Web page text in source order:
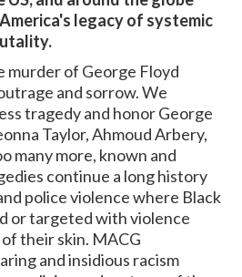
legacy of systemic
murder of George Floyd
and sorrow. We
tragedy and honor George
Taylor, Ahmoud Arbery,
many more, known and
continue a long history
police violence where Black
or targeted with violence
their skin. MACG
and insidious racism